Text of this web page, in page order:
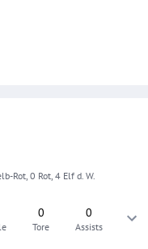
Rot, 0 Rot, 4 Elf d. W.
0
Tore
0
Assists